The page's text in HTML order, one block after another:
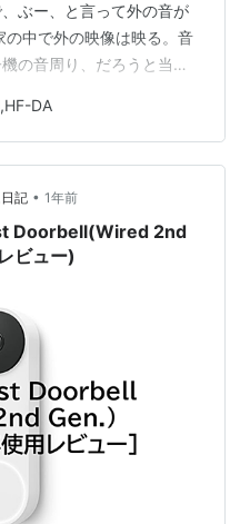
ぶー、と言って外の音が
中で外の映像は映る。音
の音周り、だろうと当た
ちろん生産中止品） 子機
しは、正面中央下部、に
引っ掛けを前方手前に引
そこにネジが一本で止ま
は、裏上部に一箇所ネジ
DA
記 • 1年前
Doorbell(Wired 2nd
ビュー)